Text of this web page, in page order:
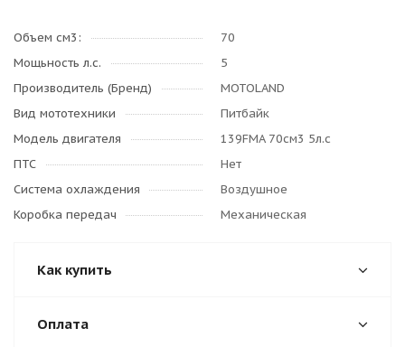
Объем см3:
70
Мощьность л.с.
5
Производитель (Бренд)
MOTOLAND
Вид мототехники
Питбайк
Модель двигателя
139FMA 70см3 5л.с
ПТС
Нет
Система охлаждения
Воздушное
Коробка передач
Механическая
Как купить
Оплата